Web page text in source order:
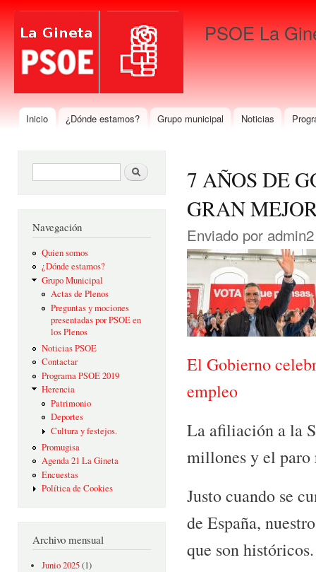
PSOE La
Menú principal
Inicio ¿Dónde estamos? Grupo municipal Noticias
Formulario de búsquedaBuscar
Navegación
Quien somos
¿Dónde estamos?
Grupo Municipal
Actas de Plenos
Preguntas y mociones
presentadas por PSOE en
los Plenos
Noticias PSOE
Contactar
Programa PSOE 2019
Herencia
Patrimonio
Deportes
Cultura y festejos.
Promugisa
Agenda 21 La Gineta
Encuestas
Política de Cookies
Archivo mensual
Junio 2025(1)
7 AÑOS DE
GRAN
Enviado por admin2
El Gobierno
empleo
La afiliación a la
millones y el paro
Justo cuando se
de España,
que son históricos.